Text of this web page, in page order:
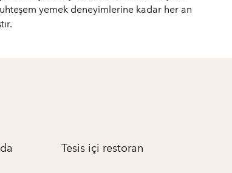
yemek deneyimlerine kadar her an
Tesis içi restoran